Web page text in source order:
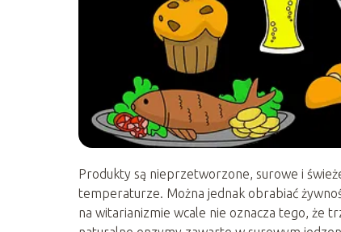
Produkty są nieprzetworzone, surowe i
temperaturze. Można jednak obrabiać
na witarianizmie wcale nie oznacza tego, że